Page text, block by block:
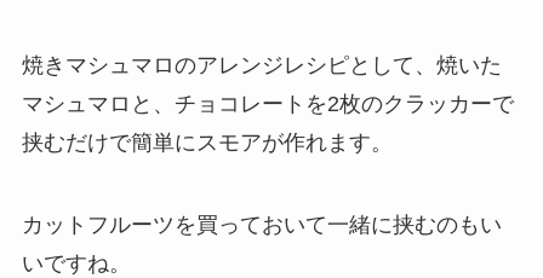
焼きマシュマロのアレンジレシピとして、焼いた
マシュマロと、チョコレートを2枚のクラッカーで
挟むだけで簡単にスモアが作れます。
カットフルーツを買っておいて一緒に挟むのもい
いですね。